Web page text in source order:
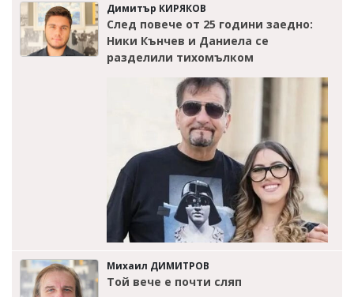
Димитър КИРЯКОВ
След повече от 25 години заедно:
Ники Кънчев и Даниела се
разделили тихомълком
Михаил ДИМИТРОВ
Той вече е почти сляп